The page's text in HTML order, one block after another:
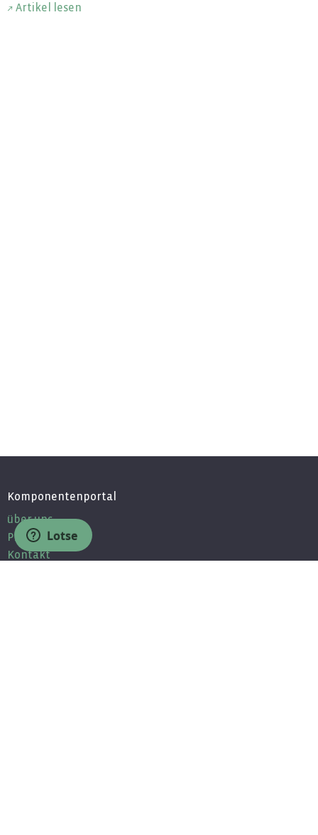
Artikel lesen
Komponentenportal
über uns
Presse
Kontakt
Lotse